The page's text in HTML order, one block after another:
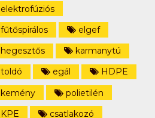
elektrofúziós
fűtőspirálos
elgef
hegesztős
karmanytú
toldó
egál
HDPE
kemény
polietilén
KPE
csatlakozó